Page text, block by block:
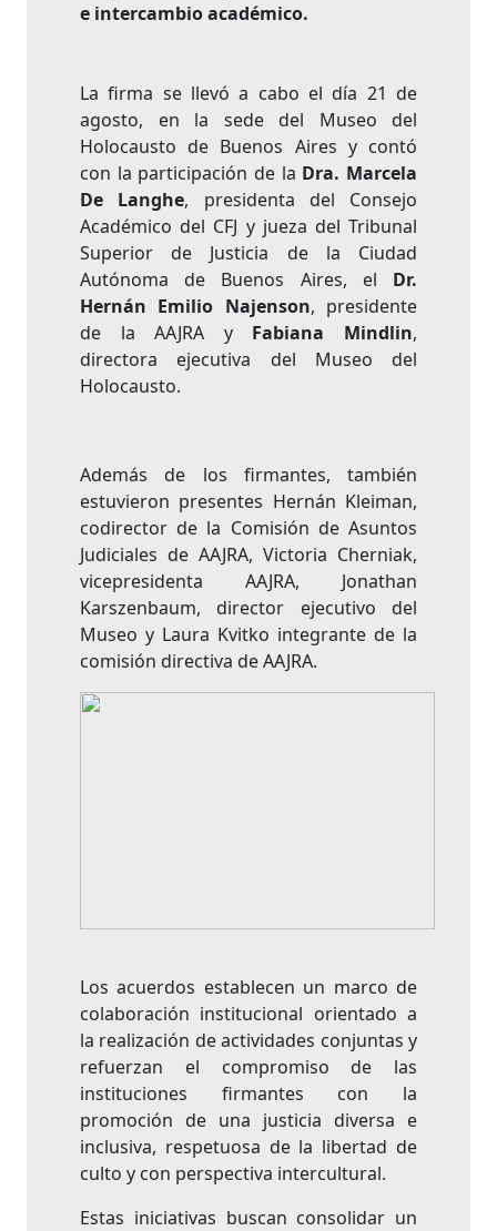
e intercambio académico.
La firma se llevó a cabo el día 21 de
agosto, en la sede del Museo del
Holocausto de Buenos Aires y contó
con la participación de la Dra. Marcela
De Langhe, presidenta del Consejo
Académico del CFJ y jueza del Tribunal
Superior de Justicia de la Ciudad
Autónoma de Buenos Aires, el Dr.
Hernán Emilio Najenson, presidente
de la AAJRA y Fabiana Mindlin,
directora ejecutiva del Museo del
Holocausto.
Además de los firmantes, también
estuvieron presentes Hernán Kleiman,
codirector de la Comisión de Asuntos
Judiciales de AAJRA, Victoria Cherniak,
vicepresidenta AAJRA, Jonathan
Karszenbaum, director ejecutivo del
Museo y Laura Kvitko integrante de la
comisión directiva de AAJRA.
Los acuerdos establecen un marco de
colaboración institucional orientado a
la realización de actividades conjuntas y
refuerzan el compromiso de las
instituciones firmantes con la
promoción de una justicia diversa e
inclusiva, respetuosa de la libertad de
culto y con perspectiva intercultural.
Estas iniciativas buscan consolidar un